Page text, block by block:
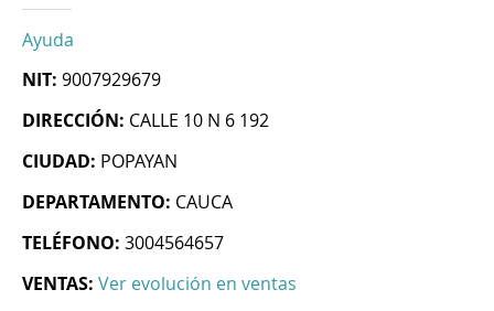
Ayuda
NIT: 9007929679
DIRECCIÓN: CALLE 10 N 6 192
CIUDAD: POPAYAN
DEPARTAMENTO: CAUCA
TELÉFONO: 3004564657
VENTAS: Ver evolución en ventas